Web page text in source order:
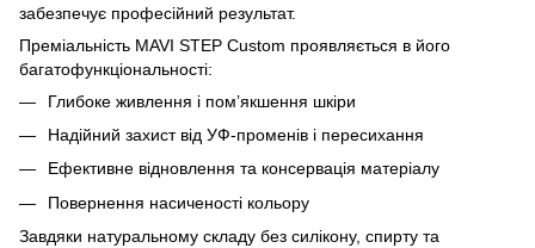
забезпечує професійний результат.
Преміальність MAVI STEP Custom проявляється в його
багатофункціональності:
Глибоке живлення і пом’якшення шкіри
Надійний захист від УФ-променів і пересихання
Ефективне відновлення та консервація матеріалу
Повернення насиченості кольору
Завдяки натуральному складу без силікону, спирту та